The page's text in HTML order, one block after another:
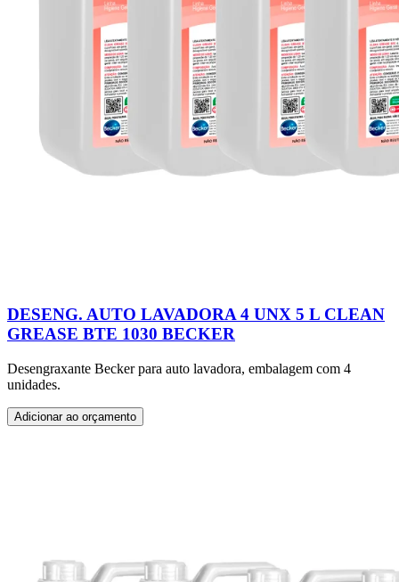
DESENG. AUTO LAVADORA 4 UNX 5 L CLEAN
GREASE BTE 1030 BECKER
Desengraxante Becker para auto lavadora, embalagem com 4
unidades.
Adicionar ao orçamento